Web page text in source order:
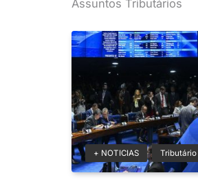
Assuntos Tributários
+ NOTICIAS Tributário